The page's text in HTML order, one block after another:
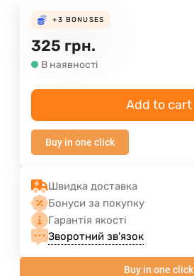
+3 BONUSES
325 грн.
В наявності
Add to cart
Buy in one click
Швидка доставка
Бонуси за покупку
Гарантія якості
Зворотний зв'язок
Buy in one click